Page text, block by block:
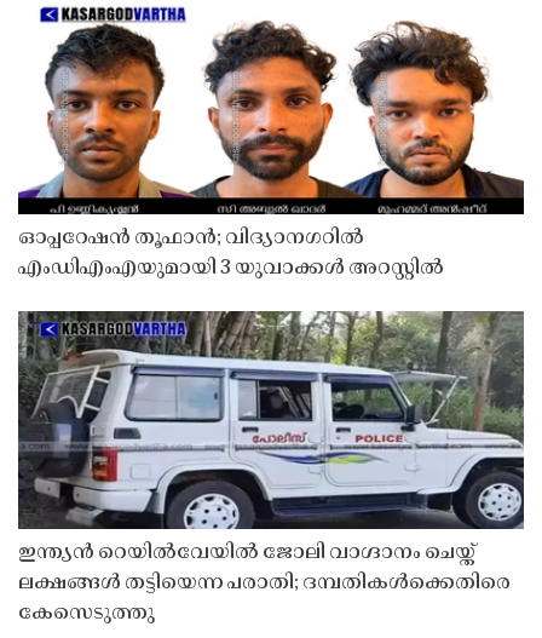
ഓപ്പറേഷൻ തൂഫാൻ; വിദ്യാനഗറിൽ
എംഡിഎംഎയുമായി 3 യുവാക്കൾ അറസ്റ്റിൽ
ഇന്ത്യൻ റെയിൽവേയിൽ ജോലി വാഗ്ദാനം ചെയ്ത്
ലക്ഷങ്ങൾ തട്ടിയെന്ന പരാതി; ദമ്പതികൾക്കെതിരെ
കേസെടുത്തു